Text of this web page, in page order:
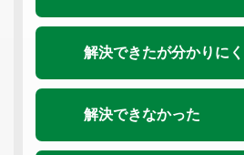
解決できたが分かりに
解決できなかった